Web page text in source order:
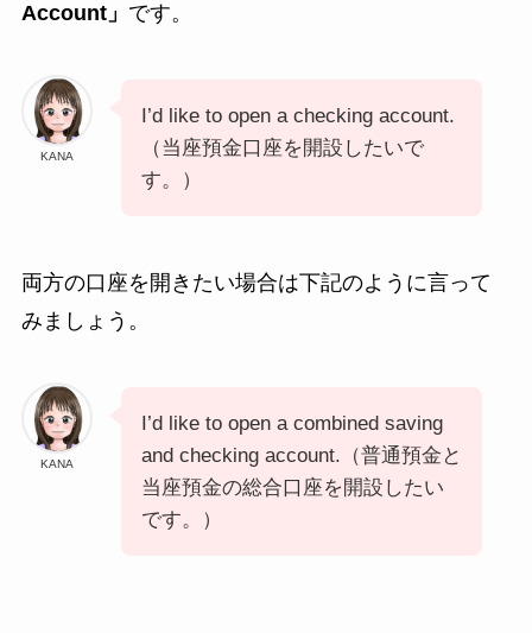
Account」 です。
KANA
I’d like to open a checking account.
（当座預金口座を開設したいで
す。）
両方の口座を開きたい場合は下記のように言って
みましょう。
KANA
I’d like to open a combined saving
and checking account.（普通預金と
当座預金の総合口座を開設したい
です。）